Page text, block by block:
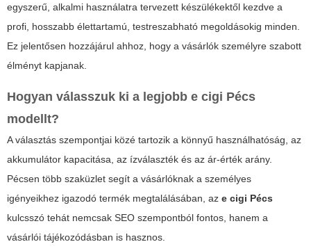
egyszerű, alkalmi használatra tervezett készülékektől kezdve a
profi, hosszabb élettartamú, testreszabható megoldásokig minden.
Ez jelentősen hozzájárul ahhoz, hogy a vásárlók személyre szabott
élményt kapjanak.
Hogyan válasszuk ki a legjobb e cigi Pécs
modellt?
A választás szempontjai közé tartozik a könnyű használhatóság, az
akkumulátor kapacitása, az ízválaszték és az ár-érték arány.
Pécsen több szaküzlet segít a vásárlóknak a személyes
igényeikhez igazodó termék megtalálásában, az e cigi Pécs
kulcsszó tehát nemcsak SEO szempontból fontos, hanem a
vásárlói tájékozódásban is hasznos.